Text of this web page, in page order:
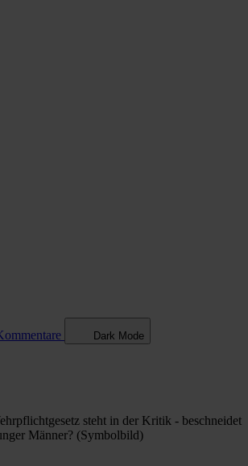
Dark Mode
steht in der Kritik - beschneidet
Männer? (Symbolbild)